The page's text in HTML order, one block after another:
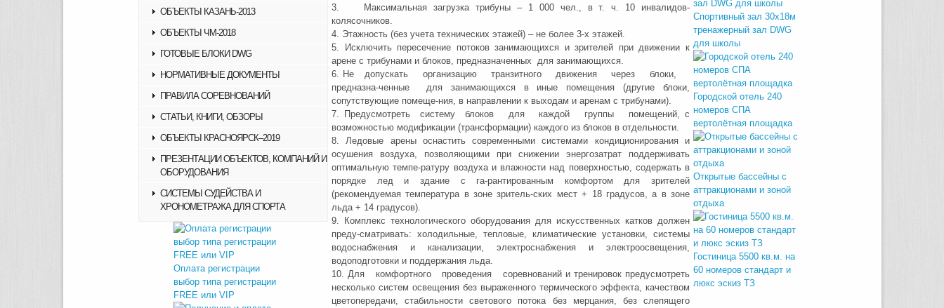
ОБЪЕКТЫ КАЗАНЬ-2013
ОБЪЕКТЫ ЧМ-2018
ГОТОВЫЕ БЛОКИ DWG
НОРМАТИВНЫЕ ДОКУМЕНТЫ
ПРАВИЛА СОРЕВНОВАНИЙ
СТАТЬИ, КНИГИ, ОБЗОРЫ
ОБЪЕКТЫ КРАСНОЯРСК–2019
ПРЕЗЕНТАЦИИ ОБЪЕКТОВ, КОМПАНИЙ И
ОБОРУДОВАНИЯ
СИСТЕМЫ СУДЕЙСТВА И
ХРОНОМЕТРАЖА ДЛЯ СПОРТА
Оплата регистрации
выбор типа регистрации
FREE или VIP
3. Максимальная загрузка трибуны – 1 000 чел., в т. ч. 10 инвалидов-
колясочников.
4. Этажность (без учета технических этажей) – не более 3-х этажей.
5. Исключить пересечение потоков занимающихся и зрителей при движении к
арене с трибунами и блоков, предназначенных для занимающихся.
6. Не допускать организацию транзитного движения через блоки,
предназна-ченные для занимающихся в иные помещения (другие блоки,
сопутствующие помеще-ния, в направлении к выходам и аренам с трибунами).
7. Предусмотреть систему блоков для каждой группы помещений, с
возможностью модификации (трансформации) каждого из блоков в отдельности.
8. Ледовые арены оснастить современными системами кондиционирования и
осушения воздуха, позволяющими при снижении энергозатрат поддерживать
оптимальную темпе-ратуру воздуха и влажности над поверхностью, содержать в
порядке лед и здание с га-рантированным комфортом для зрителей
(рекомендуемая температура в зоне зритель-ских мест + 18 градусов, а в зоне
льда + 14 градусов).
9. Комплекс технологического оборудования для искусственных катков должен
преду-сматривать: холодильные, тепловые, климатические установки, системы
водоснабжения и канализации, электроснабжения и электроосвещения,
водоподготовки и поддержания льда.
10. Для комфортного проведения соревнований и тренировок предусмотреть
несколько систем освещения без выраженного термического эффекта, качеством
цветопередачи, стабильности светового потока без мерцания, без слепящего
Спортивный зал 30х18м
тренажерный зал DWG
для школы
Городской отель 240
номеров СПА
вертолётная площадка
Открытые бассейны с
аттракционами и зоной
отдыха
Гостиница 5500 кв.м. на
60 номеров стандарт и
люкс эскиз ТЗ